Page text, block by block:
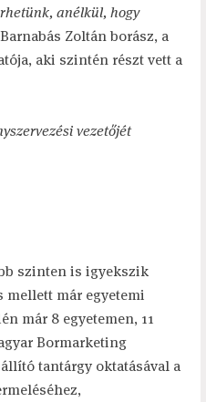
anélkül, hogy
Zoltán borász, a
aki szintén részt vett a
vezetőjét
szinten is igyekszik
már egyetemi
már 8 egyetemen, 11
Bormarketing
tantárgy oktatásával a